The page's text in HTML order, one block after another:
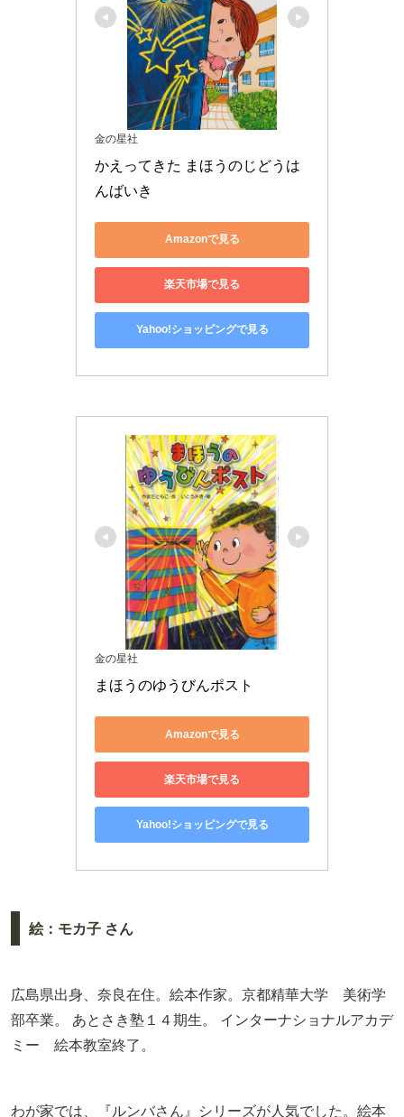
金の星社
かえってきた まほうのじどうは
んばいき
Amazonで見る
楽天市場で見る
Yahoo!ショッピングで見る
金の星社
まほうのゆうびんポスト
Amazonで見る
楽天市場で見る
Yahoo!ショッピングで見る
絵：モカ子 さん
広島県出身、奈良在住。絵本作家。京都精華大学 美術学
部卒業。 あとさき塾１４期生。 インターナショナルアカデ
ミー 絵本教室終了。
わが家では、『ルンバさん』シリーズが人気でした。絵本